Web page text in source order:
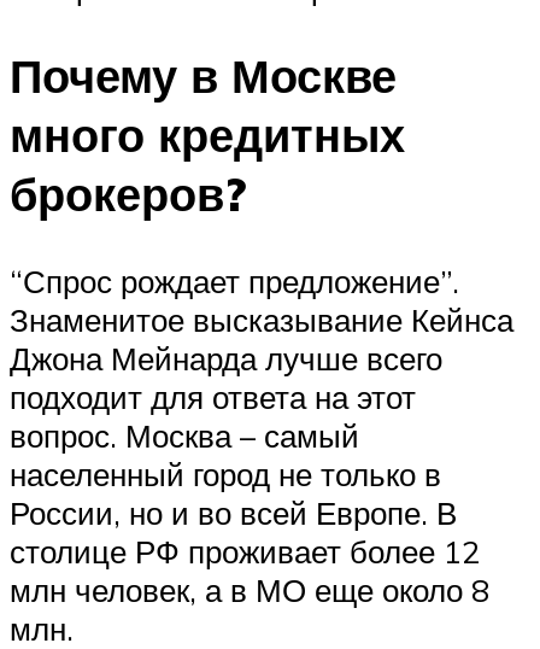
Почему в Москве
много кредитных
брокеров?
“Спрос рождает предложение”.
Знаменитое высказывание Кейнса
Джона Мейнарда лучше всего
подходит для ответа на этот
вопрос. Москва – самый
населенный город не только в
России, но и во всей Европе. В
столице РФ проживает более 12
млн человек, а в МО еще около 8
млн.